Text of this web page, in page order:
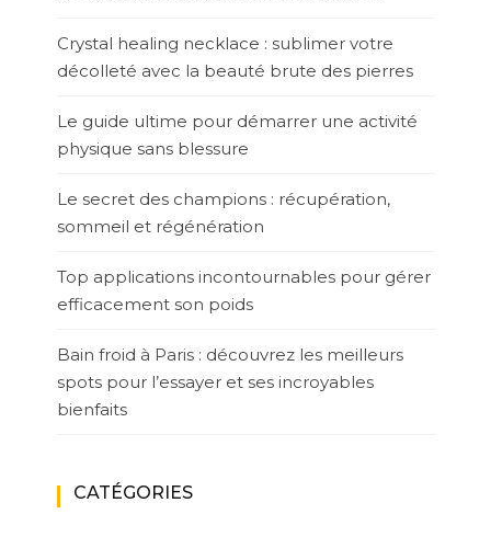
Crystal healing necklace : sublimer votre
décolleté avec la beauté brute des pierres
Le guide ultime pour démarrer une activité
physique sans blessure
Le secret des champions : récupération,
sommeil et régénération
Top applications incontournables pour gérer
efficacement son poids
Bain froid à Paris : découvrez les meilleurs
spots pour l’essayer et ses incroyables
bienfaits
CATÉGORIES